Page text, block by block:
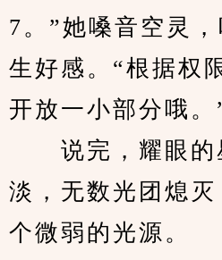
7。”她嗓音空灵
生好感。“根据权
开放一小部分哦。
说完，耀眼的
淡，无数光团熄
个微弱的光源。